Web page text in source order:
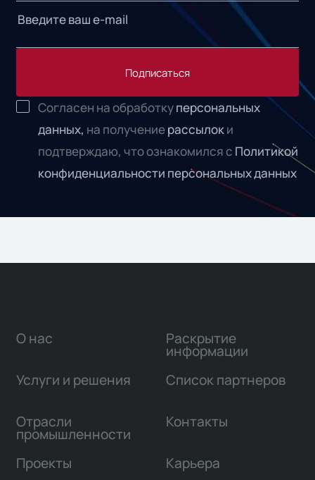
Подписаться
Согласен на обработкуперсональных
данных, на получениерассылоки
подтверждаю, что ознакомился с Политикой
конфиденциальности персональных данных
О нас
Услуги и решения
Отрасли
промышленности
Проекты
Раскрытие
информации
Список партнеров
Контакты
Карьера